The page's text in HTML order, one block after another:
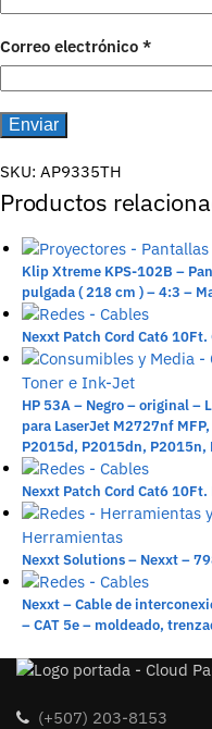
Correo electrónico *
SKU: AP9335TH
Productos
Klip Xtreme KPS-102B –
pulgada ( 218 cm ) – 4:3 –
Nexxt Patch Cord Cat6
HP 53A – Negro – original –
para LaserJet M2727nf
P2015d, P2015dn, P2015n,
Nexxt Patch Cord Cat6
Nexxt Solutions – Nexxt –
Nexxt – Cable de
– CAT 5e – moldeado,
(+507) 203-8153